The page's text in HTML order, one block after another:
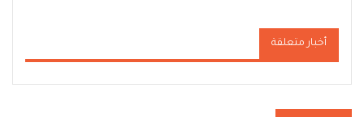
أخبار متعلقة